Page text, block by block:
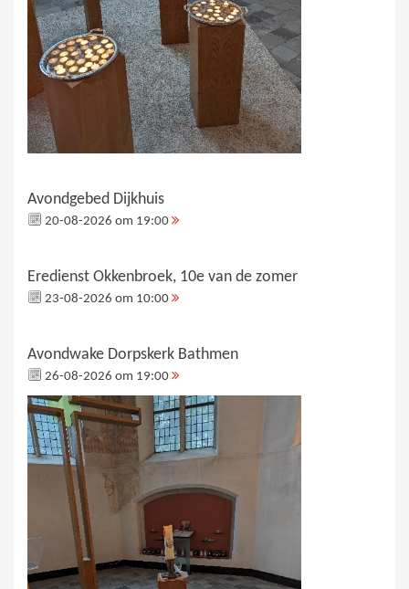
Avondgebed Dijkhuis
20-08-2026 om 19:00
Eredienst Okkenbroek, 10e van de zomer
23-08-2026 om 10:00
Avondwake Dorpskerk Bathmen
26-08-2026 om 19:00